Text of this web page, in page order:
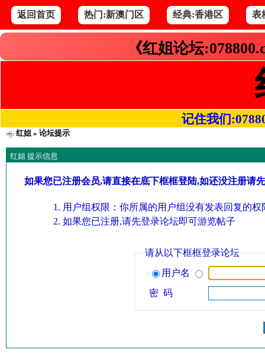
返回首页 热门:新澳门区 经典:香港区 表
《红姐论坛
记住我们
红姐» 论坛提示
红姐 提示信息
如果您已注册会员,请直接在底下框框登陆,如还没注册请
用户组权限：你所属的用户组没有发表回复的权
如果您已注册,请先登录论坛即可游览帖子
请从以下框框登录论坛
用户名
密 码